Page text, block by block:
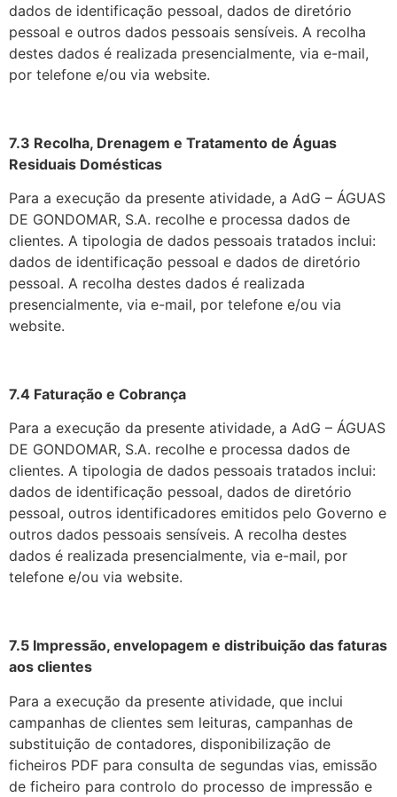
dados de identificação pessoal, dados de diretório
pessoal e outros dados pessoais sensíveis. A recolha
destes dados é realizada presencialmente, via e-mail,
por telefone e/ou via website.
7.3 Recolha, Drenagem e Tratamento de Águas
Residuais Domésticas
Para a execução da presente atividade, a AdG – ÁGUAS
DE GONDOMAR, S.A. recolhe e processa dados de
clientes. A tipologia de dados pessoais tratados inclui:
dados de identificação pessoal e dados de diretório
pessoal. A recolha destes dados é realizada
presencialmente, via e-mail, por telefone e/ou via
website.
7.4 Faturação e Cobrança
Para a execução da presente atividade, a AdG – ÁGUAS
DE GONDOMAR, S.A. recolhe e processa dados de
clientes. A tipologia de dados pessoais tratados inclui:
dados de identificação pessoal, dados de diretório
pessoal, outros identificadores emitidos pelo Governo e
outros dados pessoais sensíveis. A recolha destes
dados é realizada presencialmente, via e-mail, por
telefone e/ou via website.
7.5 Impressão, envelopagem e distribuição das faturas
aos clientes
Para a execução da presente atividade, que inclui
campanhas de clientes sem leituras, campanhas de
substituição de contadores, disponibilização de
ficheiros PDF para consulta de segundas vias, emissão
de ficheiro para controlo do processo de impressão e